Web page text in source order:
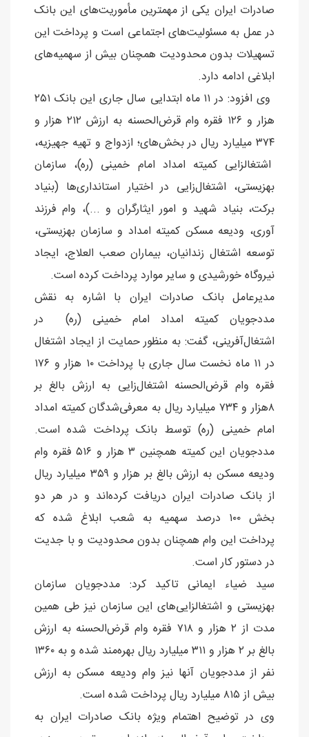
صادرات ایران یکی از مهمترین مأموریت‌های این بانک
در عمل به مسئولیت‌های اجتماعی است و پرداخت این
تسهیلات بدون محدودیت همچنان بیش از سهمیه‌های
ابلاغی ادامه دارد.
وی افزود: در ١١ ماه ابتدایی سال جاری این بانک ٢٥١
هزار و ١٢٦ فقره وام قرض‌الحسنه به ارزش ٢١٢ هزار و
٣٧٤ میلیارد ریال در بخش‌های؛ ازدواج و تهیه جهیزیه،
اشتغالزایی کمیته امداد امام خمینی (ره)، سازمان
بهزیستی، اشتغال‌زایی در اختیار استانداری‌ها (بنیاد
برکت، بنیاد شهید و امور ایثارگران و ...)، وام فرزند
آوری، ودیعه مسکن کمیته امداد و سازمان بهزیستی،
توسعه اشتغال زندانیان، بیماران صعب العلاج، ایجاد
نیروگاه خورشیدی و سایر موارد پرداخت کرده است.
مدیرعامل بانک صادرات ایران با اشاره به نقش
مددجویان کمیته امداد امام خمینی (ره) در
اشتغال‌آفرینی، گفت: به منظور حمایت از ایجاد اشتغال
در ١١ ماه نخست سال جاری با پرداخت ١٠ هزار و ١٧٦
فقره وام قرض‌الحسنه اشتغال‌زایی به ارزش بالغ بر
٨هزار و ٧٣٤ میلیارد ریال به معرفی‌شدگان کمیته امداد
امام خمینی (ره) توسط بانک پرداخت شده است.
مددجویان این کمیته همچنین ٣ هزار و ٥١٦ فقره وام
ودیعه مسکن به ارزش بالغ بر هزار و ٣٥٩ میلیارد ریال
از بانک صادرات ایران دریافت کرده‌اند و در هر دو
بخش ١٠٠ درصد سهمیه به شعب ابلاغ شده که
پرداخت این وام همچنان بدون محدودیت و با جدیت
در دستور کار است.
سید ضیاء ایمانی تاکید کرد: مددجویان سازمان
بهزیستی و اشتغالزایی‌های این سازمان نیز طی همین
مدت از ٢ هزار و ٧١٨ فقره وام قرض‌الحسنه به ارزش
بالغ بر ٢ هزار و ٣١١ میلیارد ریال بهره‌مند شده و به ١٣٦٠
نفر از مددجویان آنها نیز وام ودیعه مسکن به ارزش
بیش از ٨١٥ میلیارد ریال پرداخت شده است.
وی در توضیح اهتمام ویژه بانک صادرات ایران به